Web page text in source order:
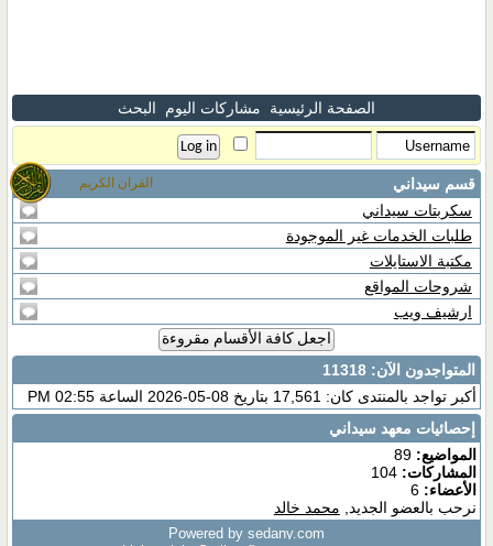
القران الكريم
الصفحة الرئيسية مشاركات اليوم البحث
قسم سيداني
سكربتات سيداني
طلبات الخدمات غير الموجودة
مكتبة الاستايلات
شروحات المواقع
ارشيف ويب
اجعل كافة الأقسام مقروءة
المتواجدون الآن: 11318
أكبر تواجد بالمنتدى كان: 17,561 بتاريخ 08-05-2026 الساعة 02:55 PM
إحصائيات معهد سيداني
المواضيع: 89
المشاركات: 104
الأعضاء: 6
نرحب بالعضو الجديد, محمد خالد
Powered by sedany.com